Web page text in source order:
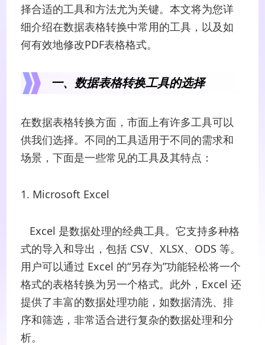
择合适的工具和方法尤为关键。本文将为您详
细介绍在数据表格转换中常用的工具，以及如
何有效地修改PDF表格格式。
一、数据表格转换工具的选择
在数据表格转换方面，市面上有许多工具可以
供我们选择。不同的工具适用于不同的需求和
场景，下面是一些常见的工具及其特点：
1. Microsoft Excel
Excel 是数据处理的经典工具。它支持多种格
式的导入和导出，包括 CSV、XLSX、ODS 等。
用户可以通过 Excel 的“另存为”功能轻松将一个
格式的表格转换为另一个格式。此外，Excel 还
提供了丰富的数据处理功能，如数据清洗、排
序和筛选，非常适合进行复杂的数据处理和分
析。